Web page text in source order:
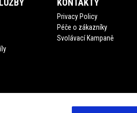
KONTAKTY
Privacy Policy
Péče o zákazníky
Svolávací Kampaně